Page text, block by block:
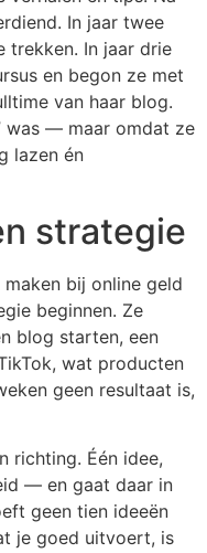
In jaar twee
trekken. In jaar drie
en begon ze met
van haar blog.
was — maar omdat ze
lazen én
strategie
bij online geld
beginnen. Ze
blog starten, een
wat producten
geen resultaat is,
richting. Één idee,
— en gaat daar in
geen tien ideeën
je goed uitvoert, is